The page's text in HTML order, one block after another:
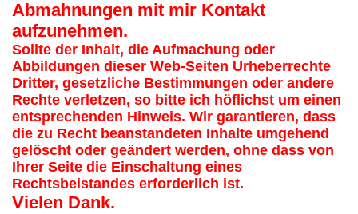
Abmahnungen mit mir Kontakt
aufzunehmen.
Sollte der Inhalt, die Aufmachung oder
Abbildungen dieser Web-Seiten Urheberrechte
Dritter, gesetzliche Bestimmungen oder andere
Rechte verletzen, so bitte ich höflichst um einen
entsprechenden Hinweis. Wir garantieren, dass
die zu Recht beanstandeten Inhalte umgehend
gelöscht oder geändert werden, ohne dass von
Ihrer Seite die Einschaltung eines
Rechtsbeistandes erforderlich ist.
Vielen Dank.